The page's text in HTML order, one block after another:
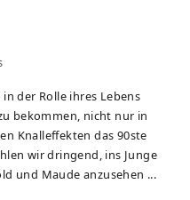
in der Rolle ihres Lebens
bekommen, nicht nur in
Knalleffekten das 90ste
wir dringend, ins Junge
und Maude anzusehen ...